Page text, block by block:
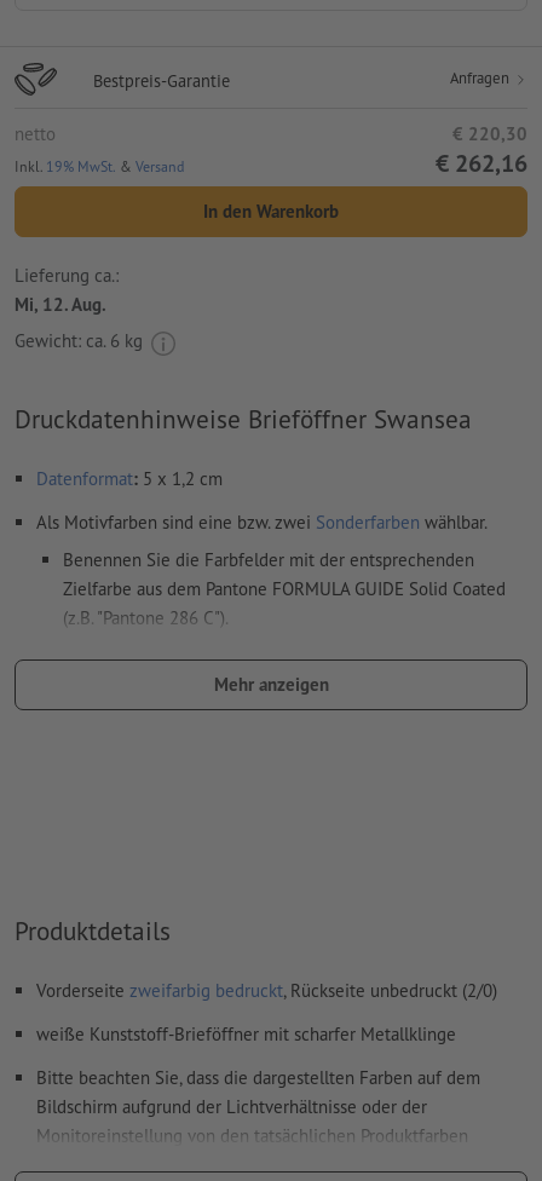
Bestpreis-Garantie Anfragen
netto € 220,30
Inkl. 19% MwSt. & Versand € 262,16
In den Warenkorb
Lieferung ca.:
Mi, 12. Aug.
Gewicht: ca. 6 kg
Druckdatenhinweise Brieföffner Swansea
Datenformat: 5 x 1,2 cm
Als Motivfarben sind eine bzw. zwei Sonderfarben wählbar.
Benennen Sie die Farbfelder mit der entsprechenden
Zielfarbe aus dem Pantone FORMULA GUIDE Solid Coated
(z.B. "Pantone 286 C").
Es sind keine Metallic- und Neonfarben möglich.
Gold (Pantone 871 C) und Silber (Pantone 877 C) sind als
in unserem Hilfecenter.
Rechtschreib- und Satzfehler
werden von uns nicht geprüft
Wie lege ich Druckdaten richtig an?
Mehr anzeigen
Produktdetails
Vorderseite zweifarbig bedruckt, Rückseite unbedruckt (2/0)
weiße Kunststoff-Brieföffner mit scharfer Metallklinge
Bitte beachten Sie, dass die dargestellten Farben auf dem
Bildschirm aufgrund der Lichtverhältnisse oder der
Monitoreinstellung von den tatsächlichen Produktfarben